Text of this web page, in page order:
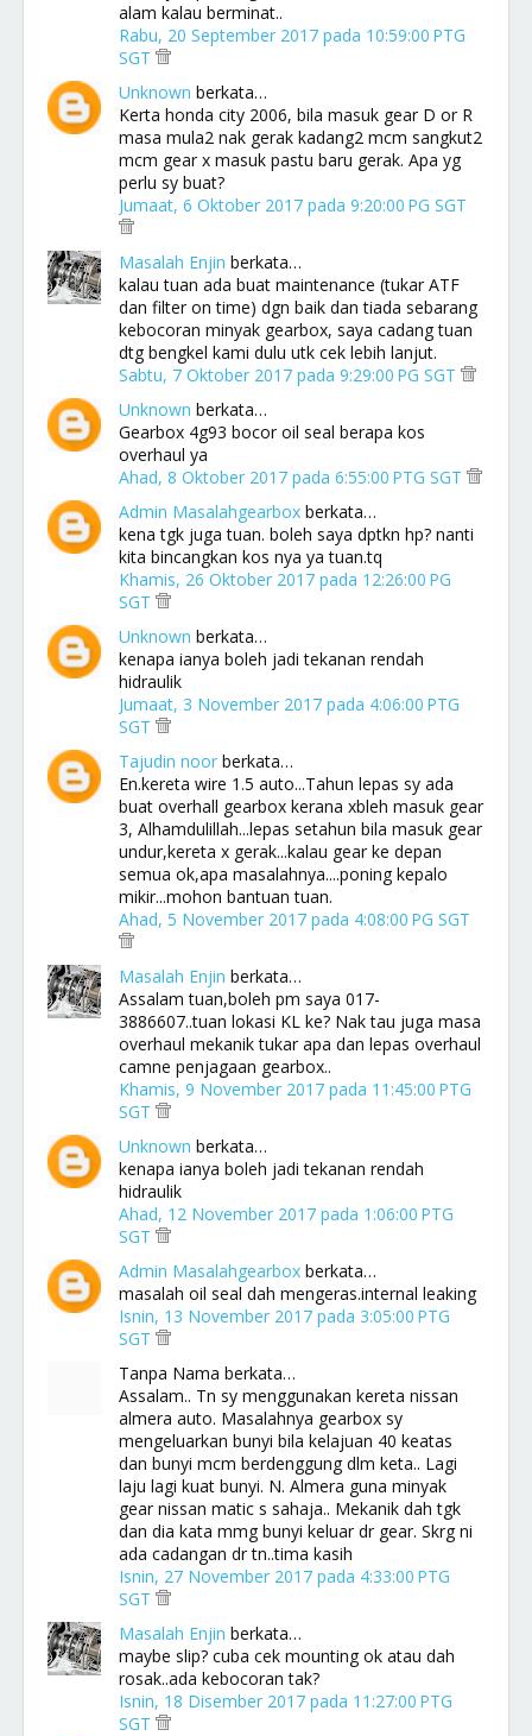
alam kalau berminat..
Rabu, 20 September 2017 pada 10:59:00 PTG
SGT
Unknown berkata…
Kerta honda city 2006, bila masuk gear D or R
masa mula2 nak gerak kadang2 mcm sangkut2
mcm gear x masuk pastu baru gerak. Apa yg
perlu sy buat?
Jumaat, 6 Oktober 2017 pada 9:20:00 PG SGT
Masalah Enjin berkata…
kalau tuan ada buat maintenance (tukar ATF
dan filter on time) dgn baik dan tiada sebarang
kebocoran minyak gearbox, saya cadang tuan
dtg bengkel kami dulu utk cek lebih lanjut.
Sabtu, 7 Oktober 2017 pada 9:29:00 PG SGT
Unknown berkata…
Gearbox 4g93 bocor oil seal berapa kos
overhaul ya
Ahad, 8 Oktober 2017 pada 6:55:00 PTG SGT
Admin Masalahgearbox berkata…
kena tgk juga tuan. boleh saya dptkn hp? nanti
kita bincangkan kos nya ya tuan.tq
Khamis, 26 Oktober 2017 pada 12:26:00 PG
SGT
Unknown berkata…
kenapa ianya boleh jadi tekanan rendah
hidraulik
Jumaat, 3 November 2017 pada 4:06:00 PTG
SGT
Tajudin noor berkata…
En.kereta wire 1.5 auto...Tahun lepas sy ada
buat overhall gearbox kerana xbleh masuk gear
3, Alhamdulillah...lepas setahun bila masuk gear
undur,kereta x gerak...kalau gear ke depan
semua ok,apa masalahnya....poning kepalo
mikir...mohon bantuan tuan.
Ahad, 5 November 2017 pada 4:08:00 PG SGT
Masalah Enjin berkata…
Assalam tuan,boleh pm saya 017-
3886607..tuan lokasi KL ke? Nak tau juga masa
overhaul mekanik tukar apa dan lepas overhaul
camne penjagaan gearbox..
Khamis, 9 November 2017 pada 11:45:00 PTG
SGT
Unknown berkata…
kenapa ianya boleh jadi tekanan rendah
hidraulik
Ahad, 12 November 2017 pada 1:06:00 PTG
SGT
Admin Masalahgearbox berkata…
masalah oil seal dah mengeras.internal leaking
Isnin, 13 November 2017 pada 3:05:00 PTG
SGT
Tanpa Nama berkata…
Assalam.. Tn sy menggunakan kereta nissan
almera auto. Masalahnya gearbox sy
mengeluarkan bunyi bila kelajuan 40 keatas
dan bunyi mcm berdenggung dlm keta.. Lagi
laju lagi kuat bunyi. N. Almera guna minyak
gear nissan matic s sahaja.. Mekanik dah tgk
dan dia kata mmg bunyi keluar dr gear. Skrg ni
ada cadangan dr tn..tima kasih
Isnin, 27 November 2017 pada 4:33:00 PTG
SGT
Masalah Enjin berkata…
maybe slip? cuba cek mounting ok atau dah
rosak..ada kebocoran tak?
Isnin, 18 Disember 2017 pada 11:27:00 PTG
SGT